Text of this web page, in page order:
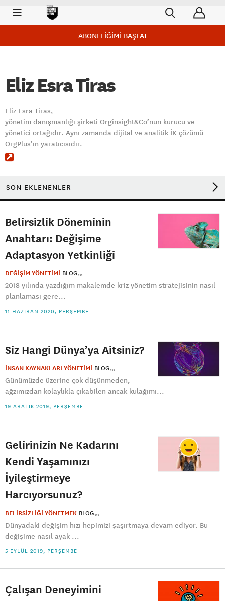
ABONELİĞİMİ BAŞLAT
Eliz Esra Tiras
Eliz Esra Tiras,
yönetim danışmanlığı şirketi Orginsight&Co’nun kurucu ve
yönetici ortağıdır. Aynı zamanda dijital ve analitik İK çözümü
OrgPlus’ın yaratıcısıdır.
SON EKLENENLER
Belirsizlik Döneminin
Anahtarı: Değişime
Adaptasyon Yetkinliği
DEĞİŞİM YÖNETİMİ BLOG
2018 yılında yazdığım makalemde kriz yönetim stratejisinin nasıl
planlaması gere...
11 HAZIRAN 2020, PERŞEMBE
Siz Hangi Dünya’ya Aitsiniz?
İNSAN KAYNAKLARI YÖNETİMİ BLOG
Günümüzde üzerine çok düşünmeden,
ağzımızdan kolaylıkla çıkabilen ancak kulağımı...
19 ARALIK 2019, PERŞEMBE
Gelirinizin Ne Kadarını
Kendi Yaşamınızı
İyileştirmeye
Harcıyorsunuz?
BELİRSİZLİĞİ YÖNETMEK BLOG
Dünyadaki değişim hızı hepimizi şaşırtmaya devam ediyor. Bu
değişime nasıl ayak ...
5 EYLÜL 2019, PERŞEMBE
Çalışan Deneyimini